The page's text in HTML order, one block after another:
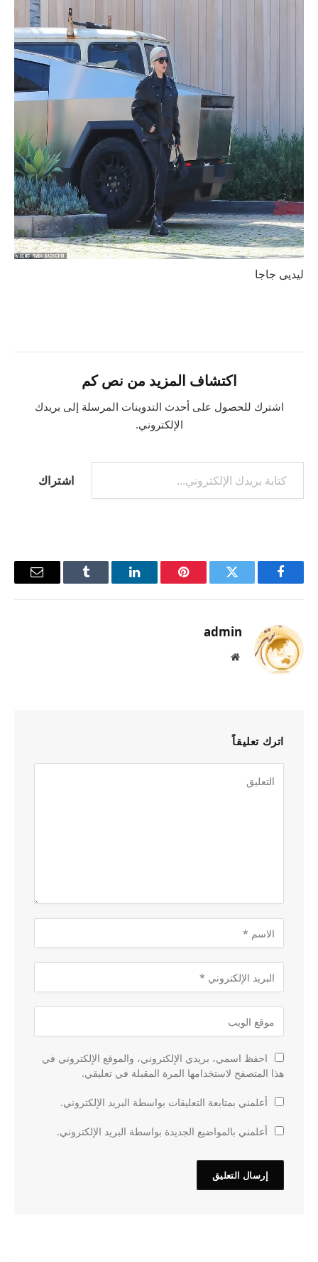
ليديى جاجا
اكتشاف المزيد من نص كم
اشترك للحصول على أحدث التدوينات المرسلة إلى بريدك
الإلكتروني.
كتابة بريدك الإلكتروني...
اشتراك
فيسبوك تويتر بينتيريستلينكدإن Tumblr
البريد
admin
موقع
اترك تعليقاً
احفظ اسمي، بريدي الإلكتروني، والموقع الإلكتروني في
هذا المتصفح لاستخدامها المرة المقبلة في تعليقي.
أعلمني بمتابعة التعليقات بواسطة البريد الإلكتروني.
أعلمني بالمواضيع الجديدة بواسطة البريد الإلكتروني.